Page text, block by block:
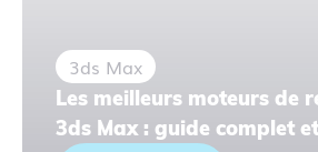
3ds Max
Les meilleurs moteurs de
3ds Max : guide complet